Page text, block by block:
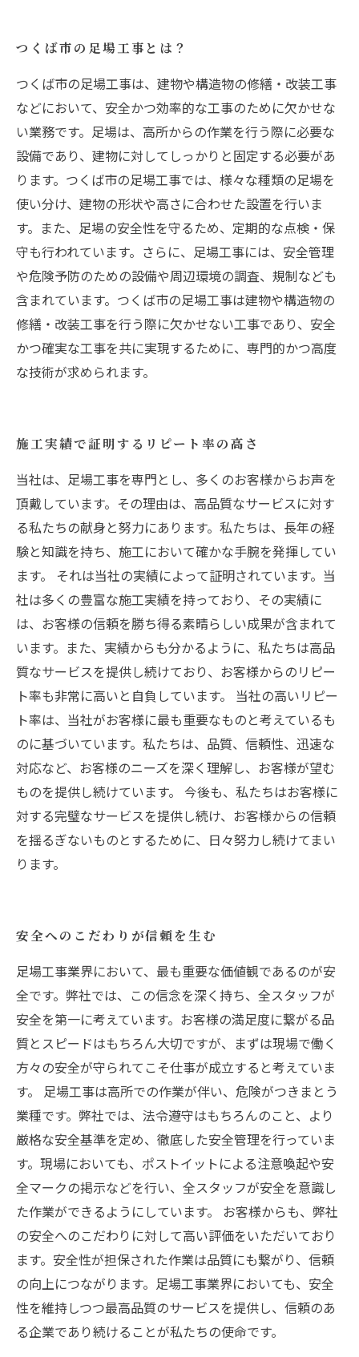
つくば市の足場工事とは？
つくば市の足場工事は、建物や構造物の修繕・改装工事
などにおいて、安全かつ効率的な工事のために欠かせな
い業務です。足場は、高所からの作業を行う際に必要な
設備であり、建物に対してしっかりと固定する必要があ
ります。つくば市の足場工事では、様々な種類の足場を
使い分け、建物の形状や高さに合わせた設置を行いま
す。また、足場の安全性を守るため、定期的な点検・保
守も行われています。さらに、足場工事には、安全管理
や危険予防のための設備や周辺環境の調査、規制なども
含まれています。つくば市の足場工事は建物や構造物の
修繕・改装工事を行う際に欠かせない工事であり、安全
かつ確実な工事を共に実現するために、専門的かつ高度
な技術が求められます。
施工実績で証明するリピート率の高さ
当社は、足場工事を専門とし、多くのお客様からお声を
頂戴しています。その理由は、高品質なサービスに対す
る私たちの献身と努力にあります。私たちは、長年の経
験と知識を持ち、施工において確かな手腕を発揮してい
ます。 それは当社の実績によって証明されています。当
社は多くの豊富な施工実績を持っており、その実績に
は、お客様の信頼を勝ち得る素晴らしい成果が含まれて
います。また、実績からも分かるように、私たちは高品
質なサービスを提供し続けており、お客様からのリピー
ト率も非常に高いと自負しています。 当社の高いリピー
ト率は、当社がお客様に最も重要なものと考えているも
のに基づいています。私たちは、品質、信頼性、迅速な
対応など、お客様のニーズを深く理解し、お客様が望む
ものを提供し続けています。 今後も、私たちはお客様に
対する完璧なサービスを提供し続け、お客様からの信頼
を揺るぎないものとするために、日々努力し続けてまい
ります。
安全へのこだわりが信頼を生む
足場工事業界において、最も重要な価値観であるのが安
全です。弊社では、この信念を深く持ち、全スタッフが
安全を第一に考えています。お客様の満足度に繋がる品
質とスピードはもちろん大切ですが、まずは現場で働く
方々の安全が守られてこそ仕事が成立すると考えていま
す。 足場工事は高所での作業が伴い、危険がつきまとう
業種です。弊社では、法令遵守はもちろんのこと、より
厳格な安全基準を定め、徹底した安全管理を行っていま
す。現場においても、ポストイットによる注意喚起や安
全マークの掲示などを行い、全スタッフが安全を意識し
た作業ができるようにしています。 お客様からも、弊社
の安全へのこだわりに対して高い評価をいただいており
ます。安全性が担保された作業は品質にも繋がり、信頼
の向上につながります。足場工事業界においても、安全
性を維持しつつ最高品質のサービスを提供し、信頼のあ
る企業であり続けることが私たちの使命です。